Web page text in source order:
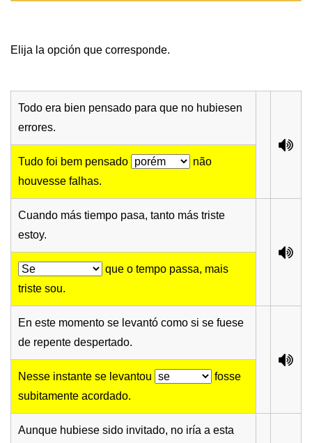
Elija la opción que corresponde.
Todo era bien pensado para que no hubiesen
errores.
Tudo foi bem pensado
não
houvesse falhas.
Cuando más tiempo pasa, tanto más triste
estoy.
que o tempo passa, mais
triste sou.
En este momento se levantó como si se fuese
de repente despertado.
Nesse instante se levantou
fosse
subitamente acordado.
Aunque hubiese sido invitado, no iría a esta